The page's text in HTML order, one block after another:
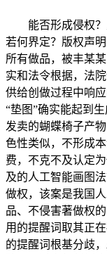
能否形成侵权？
若何界定？版权声
所有做品，被丰某
实和法令根据，法
供给创做过程中响
“垫图”确实能起到
发卖的蝴蝶椅子产
色性类似，不形成
费，不克不及认定
及的人工智能画图
做权，该案是我国
品、不侵害著做权
用的提醒词取其正
的提醒词根基分歧